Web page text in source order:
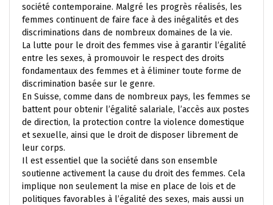
société contemporaine. Malgré les progrès réalisés, les
femmes continuent de faire face à des inégalités et des
discriminations dans de nombreux domaines de la vie.
La lutte pour le droit des femmes vise à garantir l’égalité
entre les sexes, à promouvoir le respect des droits
fondamentaux des femmes et à éliminer toute forme de
discrimination basée sur le genre.
En Suisse, comme dans de nombreux pays, les femmes se
battent pour obtenir l’égalité salariale, l’accès aux postes
de direction, la protection contre la violence domestique
et sexuelle, ainsi que le droit de disposer librement de
leur corps.
Il est essentiel que la société dans son ensemble
soutienne activement la cause du droit des femmes. Cela
implique non seulement la mise en place de lois et de
politiques favorables à l’égalité des sexes, mais aussi un